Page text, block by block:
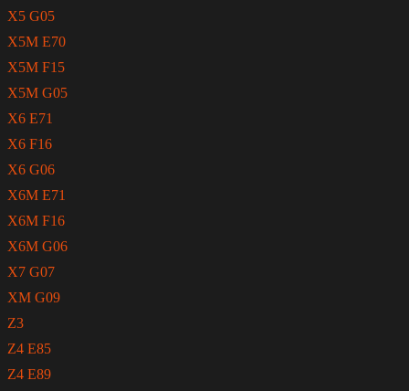
X5 G05
X5M E70
X5M F15
X5M G05
X6 E71
X6 F16
X6 G06
X6M E71
X6M F16
X6M G06
X7 G07
XM G09
Z3
Z4 E85
Z4 E89